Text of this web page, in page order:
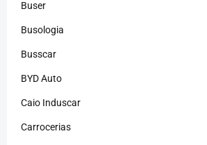
Buser
Busologia
Busscar
BYD Auto
Caio Induscar
Carrocerias